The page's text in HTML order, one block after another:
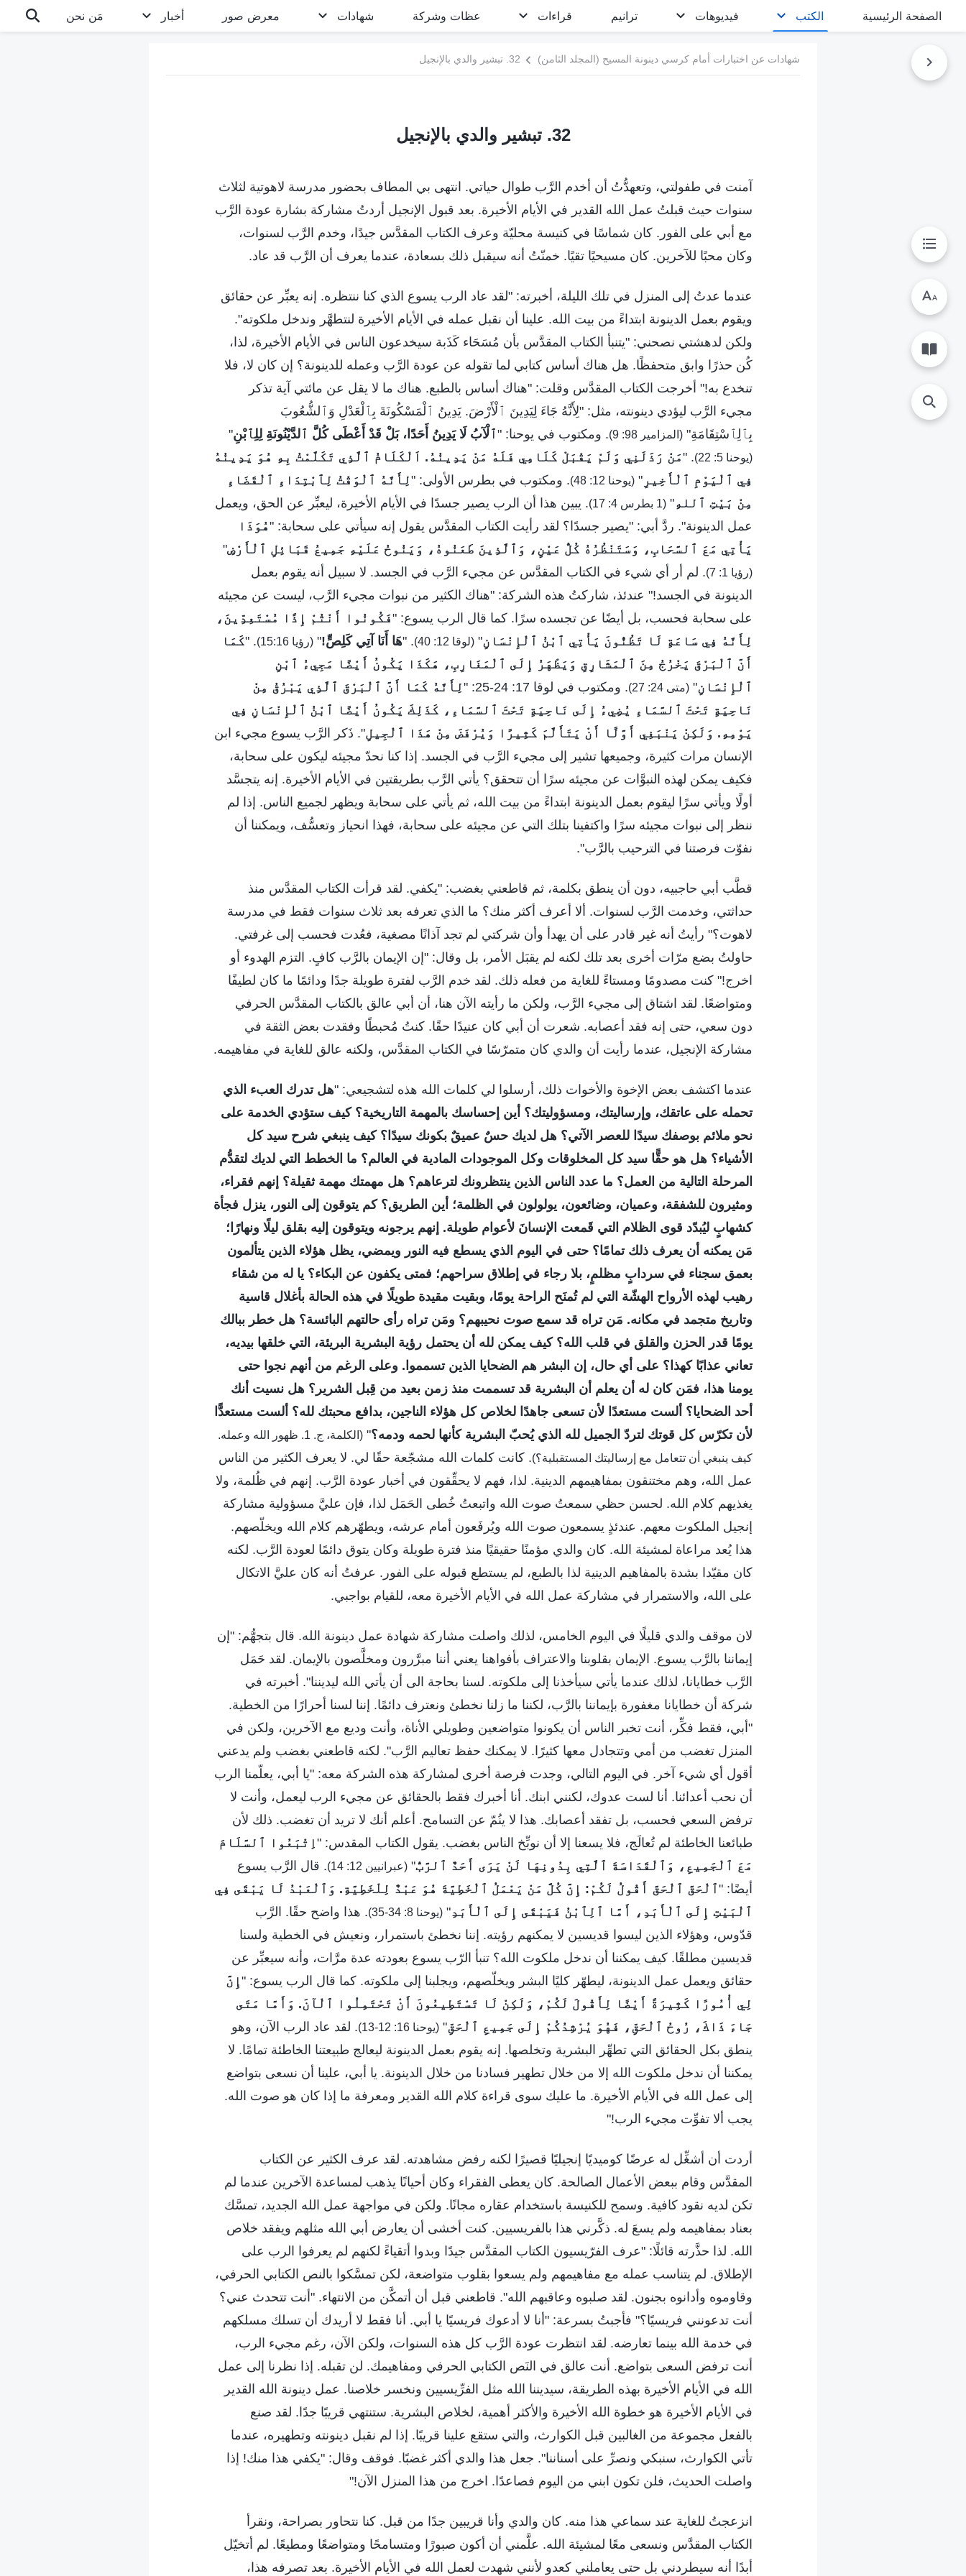
الصفحة الرئيسية الكتب فيديوهات ترانيم قراءات عظات وشركة شهادات معرض صور أخبار مَن نحن
شهادات عن اختبارات أمام كرسي دينونة المسيح (المجلد الثامن) 32. تبشير والدي بالإنجيل
32. تبشير والدي بالإنجيل
آمنت في طفولتي، وتعهدُّتُ أن أخدم الرَّب طوال حياتي. انتهى بي المطاف بحضور مدرسة لاهوتية لثلاث
سنوات حيث قبلتُ عمل الله القدير في الأيام الأخيرة. بعد قبول الإنجيل أردتُ مشاركة بشارة عودة الرَّب
مع أبي على الفور. كان شماسًا في كنيسة محليّة وعرف الكتاب المقدَّس جيدًا، وخدم الرَّب لسنوات،
وكان محبًا للآخرين. كان مسيحيًا تقيًا. خمنّتُ أنه سيقبل ذلك بسعادة، عندما يعرف أن الرَّب قد عاد.
عندما عدتُ إلى المنزل في تلك الليلة، أخبرته: "لقد عاد الرب يسوع الذي كنا ننتظره. إنه يعبِّر عن حقائق
ويقوم بعمل الدينونة ابتداءً من بيت الله. علينا أن نقبل عمله في الأيام الأخيرة لنتطهَّر وندخل ملكوته".
ولكن لدهشتي نصحني: "يتنبأ الكتاب المقدَّس بأن مُسَحَاء كَذَبة سيخدعون الناس في الأيام الأخيرة، لذا،
كُن حذرًا وابق متحفظًا. هل هناك أساس كتابي لما تقوله عن عودة الرَّب وعمله للدينونة؟ إن كان لا، فلا
تنخدع به!" أخرجت الكتاب المقدَّس وقلت: "هناك أساس بالطبع. هناك ما لا يقل عن مائتي آية تذكر
مجيء الرَّب ليؤدي دينونته، مثل: "لِأَنَّهُ جَاءَ لِيَدِينَ ٱلْأَرْضَ. يَدِينُ ٱلْمَسْكُونَةَ بِٱلْعَدْلِ وَٱلشُّعُوبَ
بِٱلِٱسْتِقَامَةِ" (المزامير 98: 9) . ومكتوب في يوحنا: "ٱلْآبُ لَا يَدِينُ أَحَدًا، بَلْ قَدْ أَعْطَى كُلَّ ٱلدَّيْنُونَةِ لِلِٱبْنِ"
(يوحنا 5: 22) . "مَنْ رَذَلَنِي وَلَمْ يَقْبَلْ كَلَامِي فَلَهُ مَنْ يَدِينُهُ. اَلْكَلَامُ ٱلَّذِي تَكَلَّمْتُ بِهِ هُوَ يَدِينُهُ
فِي ٱلْيَوْمِ ٱلْأَخِيرِ " (يوحنا 12: 48) . ومكتوب في بطرس الأولى: "لِأَنَّهُ ٱلْوَقْتُ لِٱبْتِدَاءِ ٱلْقَضَاءِ
مِنْ بَيْتِ ٱللهِ" (1 بطرس 4: 17)
. يبين هذا أن الرب يصير جسدًا في الأيام الأخيرة، ليعبِّر عن الحق، ويعمل
عمل الدينونة". ردَّ أبي: "يصير جسدًا؟ لقد رأيت الكتاب المقدَّس يقول إنه سيأتي على سحابة: "هُوَذَا
يَأْتِي مَعَ ٱلسَّحَابِ، وَسَتَنْظُرُهُ كُلُّ عَيْنٍ، وَٱلَّذِينَ طَعَنُوهُ، وَيَنُوحُ عَلَيْهِ جَمِيعُ قَبَائِلِ ٱلْأَرْضِ"
(رؤيا 1: 7)
. لم أر أي شيء في الكتاب المقدَّس عن مجيء الرَّب في الجسد. لا سبيل أنه يقوم بعمل
الدينونة في الجسد!" عندئذ، شاركتُ هذه الشركة: "هناك الكثير من نبوات مجيء الرَّب، ليست عن مجيئه
على سحابة فحسب، بل أيضًا عن تجسده سرًا. كما قال الرب يسوع: "فَكُونُوا أَنْتُمْ إِذًا مُسْتَعِدِّينَ،
لِأَنَّهُ فِي سَاعَةٍ لَا تَظُنُّونَ يَأْتِي ٱبْنُ ٱلْإِنْسَانِ" (لوقا 12: 40) . "هَا أَنَا آتِي كَلِصٍّ!" (رؤيا 15:16) . "كَمَا
أَنَّ ٱلْبَرْقَ يَخْرُجُ مِنَ ٱلْمَشَارِقِ وَيَظْهَرُ إِلَى ٱلْمَغَارِبِ، هَكَذَا يَكُونُ أَيْضًا مَجِيءُ ٱبْنِ
ٱلْإِنْسَانِ" (متى 24: 27) . ومكتوب في لوقا 17: 24-25: "
لِأَنَّهُ كَمَا أَنَّ ٱلْبَرْقَ ٱلَّذِي يَبْرُقُ مِنْ
نَاحِيَةٍ تَحْتَ ٱلسَّمَاءِ يُضِيءُ إِلَى نَاحِيَةٍ تَحْتَ ٱلسَّمَاءِ، كَذَلِكَ يَكُونُ أَيْضًا ٱبْنُ ٱلْإِنْسَانِ فِي
يَوْمِهِ. وَلَكِنْ يَنْبَغِي أَوَّلًا أَنْ يَتَأَلَّمَ كَثِيرًا وَيُرْفَضَ مِنْ هَذَا ٱلْجِيلِ". ذَكر الرَّب يسوع مجيء ابن
الإنسان مرات كثيرة، وجميعها تشير إلى مجيء الرَّب في الجسد. إذا كنا نحدّ مجيئه ليكون على سحابة،
فكيف يمكن لهذه النبوَّات عن مجيئه سرًا أن تتحقق؟ يأتي الرَّب بطريقتين في الأيام الأخيرة. إنه يتجسَّد
أولًا ويأتي سرًا ليقوم بعمل الدينونة ابتداءً من بيت الله، ثم يأتي على سحابة ويظهر لجميع الناس. إذا لم
ننظر إلى نبوات مجيئه سرًا واكتفينا بتلك التي عن مجيئه على سحابة، فهذا انحياز وتعسُّف، ويمكننا أن
نفوّت فرصتنا في الترحيب بالرَّب".
قطَّب أبي حاجبيه، دون أن ينطق بكلمة، ثم قاطعني بغضب: "يكفي. لقد قرأت الكتاب المقدَّس منذ
حداثتي، وخدمت الرَّب لسنوات. ألا أعرف أكثر منك؟ ما الذي تعرفه بعد ثلاث سنوات فقط في مدرسة
لاهوت؟" رأيتُ أنه غير قادر على أن يهدأ وأن شركتي لم تجد آذانًا مصغية، فعُدت فحسب إلى غرفتي.
حاولتُ بضع مرّات أخرى بعد تلك لكنه لم يقبَل الأمر، بل وقال: "إن الإيمان بالرَّب كافٍ. التزم الهدوء أو
اخرج!" كنت مصدومًا ومستاءً للغاية من فعله ذلك. لقد خدم الرَّب لفترة طويلة جدًا ودائمًا ما كان لطيفًا
ومتواضعًا. لقد اشتاق إلى مجيء الرَّب، ولكن ما رأيته الآن هنا، أن أبي عالق بالكتاب المقدَّس الحرفي
دون سعي، حتى إنه فقد أعصابه. شعرت أن أبي كان عنيدًا حقًا. كنتُ مُحبطًا وفقدت بعض الثقة في
مشاركة الإنجيل، عندما رأيت أن والدي كان متمرّسًا في الكتاب المقدَّس، ولكنه عالق للغاية في مفاهيمه.
عندما اكتشف بعض الإخوة والأخوات ذلك، أرسلوا لي كلمات الله هذه لتشجيعي: "هل تدرك العبء الذي
تحمله على عاتقك، وإرساليتك، ومسؤوليتك؟ أين إحساسك بالمهمة التاريخية؟ كيف ستؤدي الخدمة على
نحو ملائم بوصفك سيدًا للعصر الآتي؟ هل لديك حسٌ عميقٌ بكونك سيدًا؟ كيف ينبغي شرح سيد كل
الأشياء؟ هل هو حقًّا سيد كل المخلوقات وكل الموجودات المادية في العالم؟ ما الخطط التي لديك لتقدُّم
المرحلة التالية من العمل؟ ما عدد الناس الذين ينتظرونك لترعاهم؟ هل مهمتك مهمة ثقيلة؟ إنهم فقراء،
ومثيرون للشفقة، وعميان، وضائعون، يولولون في الظلمة؛ أين الطريق؟ كم يتوقون إلى النور، ينزل فجأة
كشهابٍ ليُبدّد قوى الظلام التي قَمعت الإنسانَ لأعوام طويلة. إنهم يرجونه ويتوقون إليه بقلق ليلًا ونهارًا؛
مَن يمكنه أن يعرف ذلك تمامًا؟ حتى في اليوم الذي يسطع فيه النور ويمضي، يظل هؤلاء الذين يتألمون
بعمق سجناء في سردابٍ مظلمٍ، بلا رجاء في إطلاق سراحهم؛ فمتى يكفون عن البكاء؟ يا له من شقاء
رهيب لهذه الأرواح الهشّة التي لم تُمنَح الراحة يومًا، وبقيت مقيدة طويلًا في هذه الحالة بأغلال قاسية
وتاريخ متجمد في مكانه. مَن تراه قد سمع صوت نحيبهم؟ ومَن تراه رأى حالتهم البائسة؟ هل خطر ببالك
يومًا قدر الحزن والقلق في قلب الله؟ كيف يمكن لله أن يحتمل رؤية البشرية البريئة، التي خلقها بيديه،
تعاني عذابًا كهذا؟ على أي حال، إن البشر هم الضحايا الذين تسمموا. وعلى الرغم من أنهم نجوا حتى
يومنا هذا، فمَن كان له أن يعلم أن البشرية قد تسممت منذ زمن بعيد من قِبل الشرير؟ هل نسيت أنك
أحد الضحايا؟ ألست مستعدًا لأن تسعى جاهدًا لخلاص كل هؤلاء الناجين، بدافع محبتك لله؟ ألست مستعدًّا
لأن تكرّس كل قوتك لتردّ الجميل لله الذي يُحبّ البشرية كأنها لحمه ودمه؟"
(الكلمة، ج. 1. ظهور الله وعمله.
كيف ينبغي أن تتعامل مع إرساليتك المستقبلية؟). كانت كلمات الله مشجّعة حقًا لي. لا يعرف الكثير من الناس
عمل الله، وهم مختنقون بمفاهيمهم الدينية. لذا، فهم لا يحقِّقون في أخبار عودة الرَّب. إنهم في ظُلمة، ولا
يغذيهم كلام الله. لحسن حظي سمعتُ صوت الله واتبعتُ خُطى الحَمَل لذا، فإن عليَّ مسؤولية مشاركة
إنجيل الملكوت معهم. عندئذٍ يسمعون صوت الله ويُرفَعون أمام عرشه، ويطهّرهم كلام الله ويخلّصهم.
هذا يُعد مراعاة لمشيئة الله. كان والدي مؤمنًا حقيقيًا منذ فترة طويلة وكان يتوق دائمًا لعودة الرَّب. لكنه
كان مقيّدا بشدة بالمفاهيم الدينية لذا بالطبع، لم يستطع قبوله على الفور. عرفتُ أنه كان عليَّ الاتكال
على الله، والاستمرار في مشاركة عمل الله في الأيام الأخيرة معه، للقيام بواجبي.
لان موقف والدي قليلًا في اليوم الخامس، لذلك واصلت مشاركة شهادة عمل دينونة الله. قال بتجهُّم: "إن
إيماننا بالرَّب يسوع. الإيمان بقلوبنا والاعتراف بأفواهنا يعني أننا مبرَّرون ومخلَّصون بالإيمان. لقد حَمَل
الرَّب خطايانا، لذلك عندما يأتي سيأخذنا إلى ملكوته. لسنا بحاجة الى أن يأتي الله ليديننا". أخبرته في
شركة أن خطايانا مغفورة بإيماننا بالرَّب، لكننا ما زلنا نخطئ ونعترف دائمًا. إننا لسنا أحرارًا من الخطية.
"أبي، فقط فكِّر، أنت تخبر الناس أن يكونوا متواضعين وطويلي الأناة، وأنت وديع مع الآخرين، ولكن في
المنزل تغضب من أمي وتتجادل معها كثيرًا. لا يمكنك حفظ تعاليم الرَّب". لكنه قاطعني بغضب ولم يدعني
أقول أي شيء آخر. في اليوم التالي، وجدت فرصة أخرى لمشاركة هذه الشركة معه: "يا أبي، يعلّمنا الرب
أن نحب أعدائنا. أنا لست عدوك، لكنني ابنك. أنا أخبرك فقط بالحقائق عن مجيء الرب ليعمل، وأنت لا
ترفض السعي فحسب، بل تفقد أعصابك. هذا لا ينُمّ عن التسامح. أعلم أنك لا تريد أن تغضب. ذلك لأن
طبائعنا الخاطئة لم تُعالَج، فلا يسعنا إلا أن نوبِّخ الناس بغضب. يقول الكتاب المقدس: " اِتْبَعُوا ٱلسَّلَامَ
مَعَ ٱلْجَمِيعِ، وَٱلْقَدَاسَةَ ٱلَّتِي بِدُونِهَا لَنْ يَرَى أَحَدٌ ٱلرَّبُّ" (عبرانيين 12: 14)
. قال الرَّب يسوع
أيضًا: "ٱلْحَقَّ ٱلْحَقَّ أَقُولُ لَكُمْ: إِنَّ كُلَّ مَنْ يَعْمَلُ ٱلْخَطِيَّةَ هُوَ عَبْدٌ لِلْخَطِيَّةِ. وَٱلْعَبْدُ لَا يَبْقَى فِي
ٱلْبَيْتِ إِلَى ٱلْأَبَدِ، أَمَّا ٱلِٱبْنُ فَيَبْقَى إِلَى ٱلْأَبَدِ" (يوحنا 8: 34-35)
. هذا واضح حقًا. الرَّب
قدّوس، وهؤلاء الذين ليسوا قديسين لا يمكنهم رؤيته. إننا نخطئ باستمرار، ونعيش في الخطية ولسنا
قديسين مطلقًا. كيف يمكننا أن ندخل ملكوت الله؟ تنبأ الرّب يسوع بعودته عدة مرَّات، وأنه سيعبِّر عن
حقائق ويعمل عمل الدينونة، ليطهّر كليًا البشر ويخلّصهم، ويجلبنا إلى ملكوته. كما قال الرب يسوع: "إِنَّ
لِي أُمُورًا كَثِيرَةً أَيْضًا لِأَقُولَ لَكُمْ، وَلَكِنْ لَا تَسْتَطِيعُونَ أَنْ تَحْتَمِلُوا ٱلْآنَ. وَأَمَّا مَتَى
جَاءَ ذَاكَ، رُوحُ ٱلْحَقِّ، فَهُوَ يُرْشِدُكُمْ إِلَى جَمِيعِ ٱلْحَقِّ" (يوحنا 16: 12-13)
. لقد عاد الرب الآن، وهو
ينطق بكل الحقائق التي تطهِّر البشرية وتخلصها. إنه يقوم بعمل الدينونة ليعالج طبيعتنا الخاطئة تمامًا. لا
يمكننا أن ندخل ملكوت الله إلا من خلال تطهير فسادنا من خلال الدينونة. يا أبي، علينا أن نسعى بتواضع
إلى عمل الله في الأيام الأخيرة. ما عليك سوى قراءة كلام الله القدير ومعرفة ما إذا كان هو صوت الله.
يجب ألا تفوِّت مجيء الرب!"
أردت أن أشغِّل له عرضًا كوميديًا إنجيليًا قصيرًا لكنه رفض مشاهدته. لقد عرف الكثير عن الكتاب
المقدَّس وقام ببعض الأعمال الصالحة. كان يعطى الفقراء وكان أحيانًا يذهب لمساعدة الآخرين عندما لم
تكن لديه نقود كافية. وسمح للكنيسة باستخدام عقاره مجانًا. ولكن في مواجهة عمل الله الجديد، تمسَّك
بعناد بمفاهيمه ولم يسعَ له. ذكَّرني هذا بالفريسيين. كنت أخشى أن يعارض أبي الله مثلهم ويفقد خلاص
الله. لذا حذَّرته قائلًا: "عرف الفرّيسيون الكتاب المقدَّس جيدًا وبدوا أتقياءً لكنهم لم يعرفوا الرب على
الإطلاق. لم يتناسب عمله مع مفاهيمهم ولم يسعوا بقلوب متواضعة، لكن تمسَّكوا بالنص الكتابي الحرفي،
وقاوموه وأدانوه بجنون. لقد صلبوه وعاقبهم الله". قاطعني قبل أن أتمكَّن من الانتهاء. "أنت تتحدث عني؟
أنت تدعونني فريسيًا؟" فأجبتُ بسرعة: "أنا لا أدعوك فريسيًا يا أبي. أنا فقط لا أريدك أن تسلك مسلكهم
في خدمة الله بينما تعارضه. لقد انتظرت عودة الرَّب كل هذه السنوات، ولكن الآن، رغم مجيء الرب،
أنت ترفض السعى بتواضع. أنت عالق في النَص الكتابي الحرفي ومفاهيمك. لن تقبله. إذا نظرنا إلى عمل
الله في الأيام الأخيرة بهذه الطريقة، سيديننا الله مثل الفرِّيسيين ونخسر خلاصنا. عمل دينونة الله القدير
في الأيام الأخيرة هو خطوة الله الأخيرة والأكثر أهمية، لخلاص البشرية. ستنتهي قريبًا جدًا. لقد صنع
بالفعل مجموعة من الغالبين قبل الكوارث، والتي ستقع علينا قريبًا. إذا لم نقبل دينونته وتطهيره، عندما
تأتي الكوارث، سنبكي ونصرِّ على أسناننا". جعل هذا والدي أكثر غضبًا. فوقف وقال: "يكفي هذا منك! إذا
واصلت الحديث، فلن تكون ابني من اليوم فصاعدًا. اخرج من هذا المنزل الآن!"
انزعجتُ للغاية عند سماعي هذا منه. كان والدي وأنا قريبين جدًا من قبل. كنا نتحاور بصراحة، ونقرأ
الكتاب المقدَّس ونسعى معًا لمشيئة الله. علَّمني أن أكون صبورًا ومتسامحًا ومتواضعًا ومطيعًا. لم أتخيّل
أبدًا أنه سيطردني بل حتى يعاملني كعدو لأنني شهدت لعمل الله في الأيام الأخيرة. بعد تصرفه هذا،